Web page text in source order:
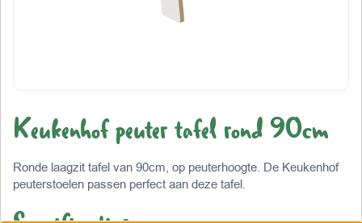
Keukenhof peuter tafel rond 90cm
Ronde laagzit tafel van 90cm, op peuterhoogte. De Keukenhof
peuterstoelen passen perfect aan deze tafel.